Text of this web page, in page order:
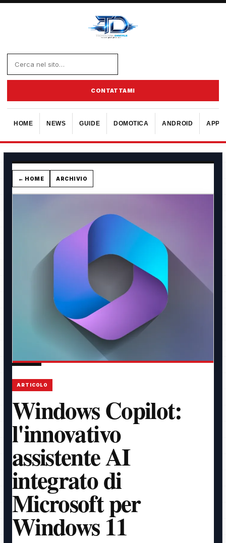
CONTATTAMI
HOME NEWS GUIDE DOMOTICA ANDROID
← HOME ARCHIVIO
ARTICOLO
Windows Copilot:
l'innovativo
assistente AI
integrato di
Microsoft per
Windows 11